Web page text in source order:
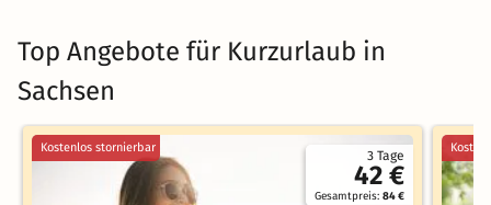
Top Angebote für Kurzurlaub in
Sachsen
3 Tage
42 €
Gesamtpreis:84 €
Kostenlos stornierbar